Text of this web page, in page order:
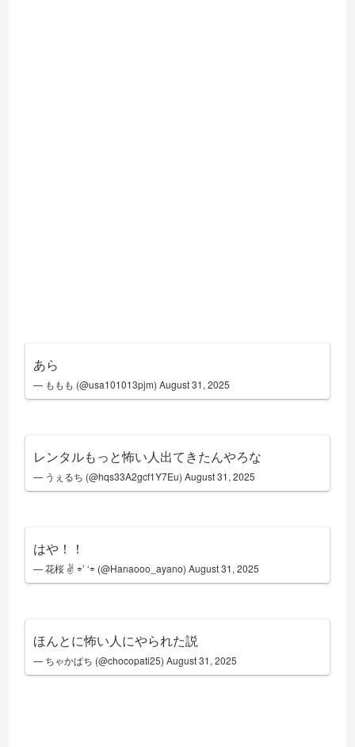
あら
— ももも (@usa101013pjm)August 31, 2025
レンタルもっと怖い人出てきたんやろな
— うぇるち (@hqs33A2gcf1Y7Eu)August 31, 2025
はや！！
— 花桜 ✌️ ⌯’ ‘⌯ (@Hanaooo_ayano)August 31, 2025
ほんとに怖い人にやられた説
— ちゃかぱち (@chocopati25)August 31, 2025